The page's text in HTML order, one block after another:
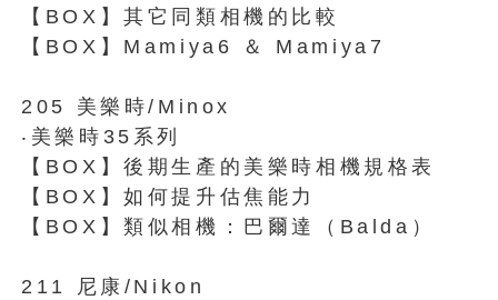
【BOX】其它同類相機的比較
【BOX】Mamiya6 ＆ Mamiya7
205 美樂時/Minox
‧美樂時35系列
【BOX】後期生產的美樂時相機規格表
【BOX】如何提升估焦能力
【BOX】類似相機：巴爾達（Balda）
211 尼康/Nikon